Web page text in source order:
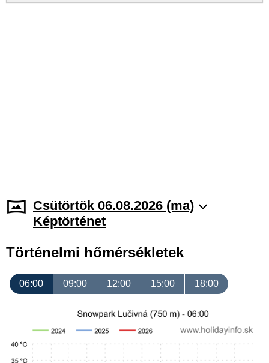
Csütörtök 06.08.2026 (ma)
Képtörténet
Történelmi hőmérsékletek
06:00 09:00 12:00 15:00 18:00